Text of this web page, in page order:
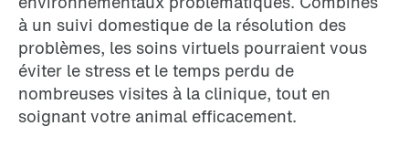
à un suivi domestique de la résolution des
problèmes, les soins virtuels pourraient vous
éviter le stress et le temps perdu de
nombreuses visites à la clinique, tout en
soignant votre animal efficacement.